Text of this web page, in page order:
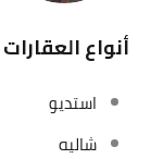
أنواع العقارات
استديو
شاليه